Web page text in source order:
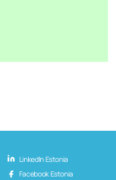
LinkedIn Estonia
Facebook Estonia